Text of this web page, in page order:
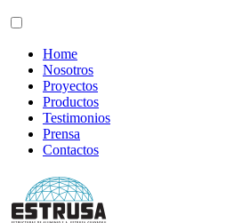
Home
Nosotros
Proyectos
Productos
Testimonios
Prensa
Contactos